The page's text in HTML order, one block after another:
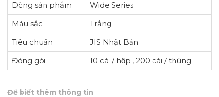
Dòng sản phẩm
Wide Series
Màu sắc
Trắng
Tiêu chuẩn
JIS Nhật Bản
Đóng gói
10 cái / hộp , 200 cái / thùng
Để biết thêm thông tin